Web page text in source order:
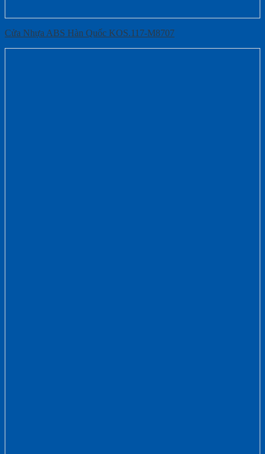
Cửa Nhựa ABS Hàn Quốc KOS.117-M8707